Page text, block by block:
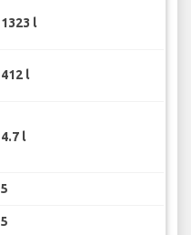
1323 l
412 l
4.7 l
5
5